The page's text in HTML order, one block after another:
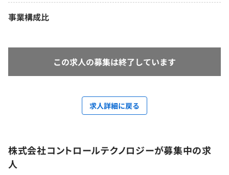
事業構成比
この求人の募集は終了しています
求人詳細に戻る
株式会社コントロールテクノロジーが募集中の求
人